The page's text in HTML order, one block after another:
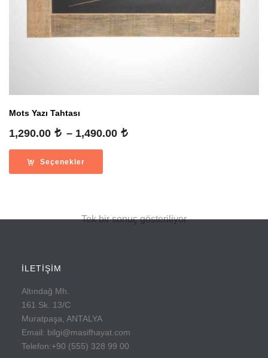
Mots Yazı Tahtası
1,290.00 – 1,490.00
Seçenekler
Tek bir sonuç gösteriliyor
İLETİŞİM
Altındağ Mh.
161 Sk. 13/C
Muratpaşa, ANTALYA
Email: bilgi@masifhayat.com
Telefon:+90 (555) 328 99 00